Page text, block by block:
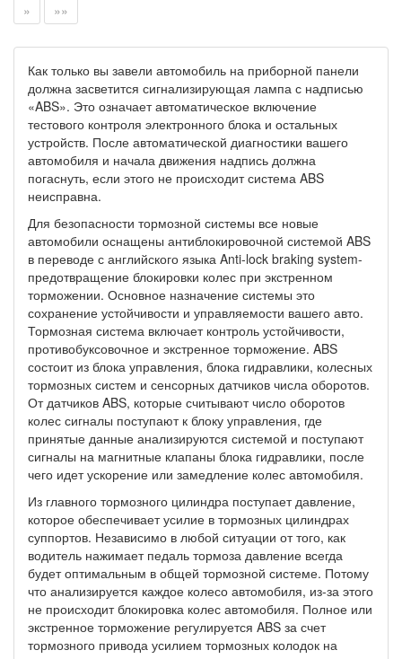
» »»
Как только вы завели автомобиль на приборной панели
должна засветится сигнализирующая лампа с надписью
«ABS». Это означает автоматическое включение
тестового контроля электронного блока и остальных
устройств. После автоматической диагностики вашего
автомобиля и начала движения надпись должна
погаснуть, если этого не происходит система ABS
неисправна.
Для безопасности тормозной системы все новые
автомобили оснащены антиблокировочной системой ABS
в переводе с английского языка Anti-lock braking system-
предотвращение блокировки колес при экстренном
торможении. Основное назначение системы это
сохранение устойчивости и управляемости вашего авто.
Тормозная система включает контроль устойчивости,
противобуксовочное и экстренное торможение. ABS
состоит из блока управления, блока гидравлики, колесных
тормозных систем и сенсорных датчиков числа оборотов.
От датчиков ABS, которые считывают число оборотов
колес сигналы поступают к блоку управления, где
принятые данные анализируются системой и поступают
сигналы на магнитные клапаны блока гидравлики, после
чего идет ускорение или замедление колес автомобиля.
Из главного тормозного цилиндра поступает давление,
которое обеспечивает усилие в тормозных цилиндрах
суппортов. Независимо в любой ситуации от того, как
водитель нажимает педаль тормоза давление всегда
будет оптимальным в общей тормозной системе. Потому
что анализируется каждое колесо автомобиля, из-за этого
не происходит блокировка колес автомобиля. Полное или
экстренное торможение регулируется ABS за счет
тормозного привода усилием тормозных колодок на